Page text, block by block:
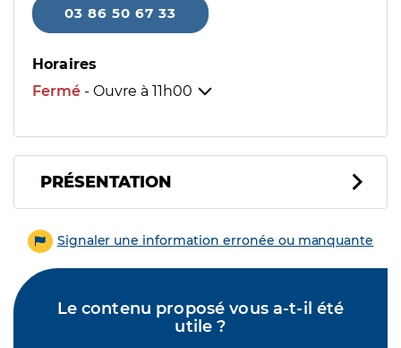
03 86 50 67 33
Horaires
Fermé - Ouvre à 11h00
PRÉSENTATION
Signaler une information erronée ou manquante
Le contenu proposé vous a-t-il été
utile ?